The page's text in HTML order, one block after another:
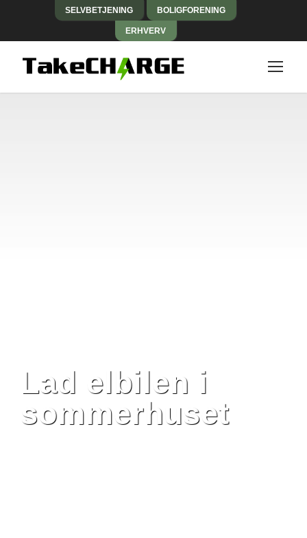
SELVBETJENING BOLIGFORENING
ERHVERV
Lad elbilen i
sommerhuset